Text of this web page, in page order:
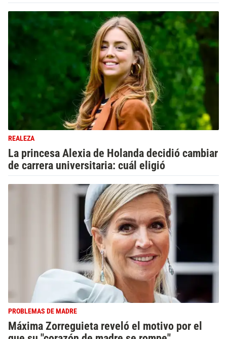
REALEZA
La princesa Alexia de Holanda decidió cambiar
de carrera universitaria: cuál eligió
PROBLEMAS DE MADRE
Máxima Zorreguieta reveló el motivo por el